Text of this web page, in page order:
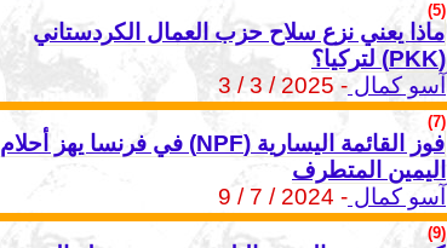
(5)
ماذا يعني نزع سلاح حزب العمال الكردستاني
(PKK) لتركيا؟
آسو كمال - 2025 / 3 / 3
(7)
فوز القائمة اليسارية (NPF) في فرنسا يهز أحلام
اليمين المتطرف
آسو كمال - 2024 / 7 / 9
(9)